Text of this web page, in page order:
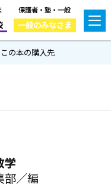
保護者・塾・一般
一般のみなさま
この本の購入先
／編